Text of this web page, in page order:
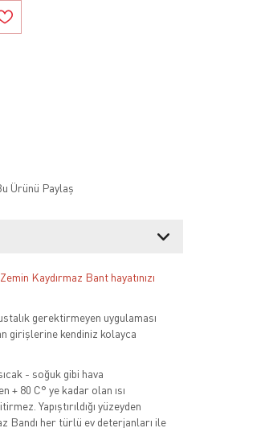
Ürünü Paylaş
Kaydırmaz Bant hayatınızı
gerektirmeyen uygulaması
girişlerine kendiniz kolayca
- soğuk gibi hava
+ 80 C° ye kadar olan ısı
Yapıştırıldığı yüzeyden
Bandı her türlü ev deterjanları ile